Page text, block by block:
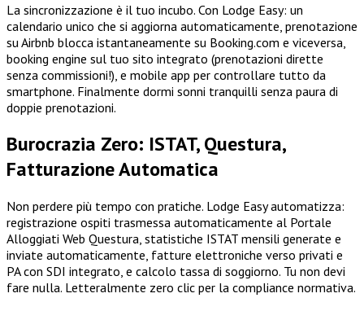
La sincronizzazione è il tuo incubo. Con Lodge Easy: un
calendario unico che si aggiorna automaticamente, prenotazione
su Airbnb blocca istantaneamente su Booking.com e viceversa,
booking engine sul tuo sito integrato (prenotazioni dirette
senza commissioni!), e mobile app per controllare tutto da
smartphone. Finalmente dormi sonni tranquilli senza paura di
doppie prenotazioni.
Burocrazia Zero: ISTAT, Questura,
Fatturazione Automatica
Non perdere più tempo con pratiche. Lodge Easy automatizza:
registrazione ospiti trasmessa automaticamente al Portale
Alloggiati Web Questura, statistiche ISTAT mensili generate e
inviate automaticamente, fatture elettroniche verso privati e
PA con SDI integrato, e calcolo tassa di soggiorno. Tu non devi
fare nulla. Letteralmente zero clic per la compliance normativa.